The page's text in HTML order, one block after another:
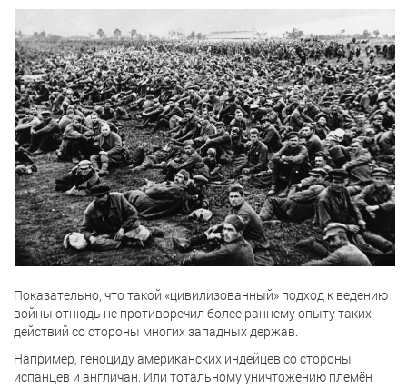
Показательно, что такой «цивилизованный» подход к ведению
войны отнюдь не противоречил более раннему опыту таких
действий со стороны многих западных держав.
Например, геноциду американских индейцев со стороны
испанцев и англичан. Или тотальному уничтожению племён